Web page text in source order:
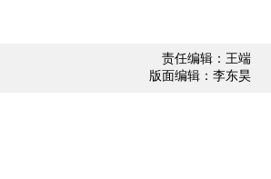
责任编辑：王端
版面编辑：李东昊